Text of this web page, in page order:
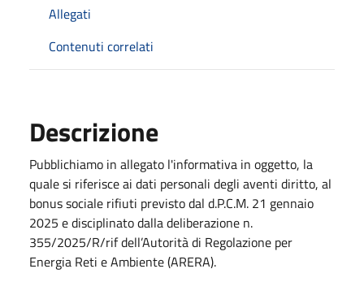
Allegati
Contenuti correlati
Descrizione
Pubblichiamo in allegato l'informativa in oggetto, la
quale si riferisce ai dati personali degli aventi diritto, al
bonus sociale rifiuti previsto dal d.P.C.M. 21 gennaio
2025 e disciplinato dalla deliberazione n.
355/2025/R/rif dell’Autorità di Regolazione per
Energia Reti e Ambiente (ARERA).